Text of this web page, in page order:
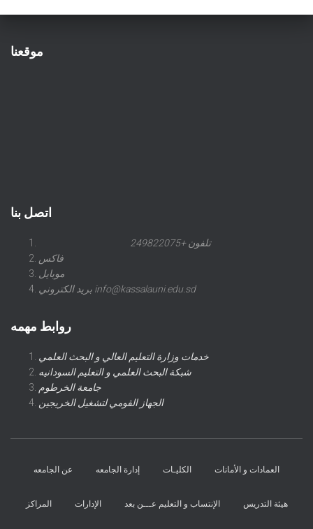
موقعنا
اتصل بنا
تلفون +249822075
فاكس
موبايل
بريد الكتروني info@kassalauni.edu.sd
روابط مهمه
خدمات وزارة التعليم العالي و البحث العلمي
شبكة البحث العلمي و التعليم السودانيه
جامعة الخرطوم
الجهاز القومي لتشغيل الخريجين
عن الجامعه إدارة الجامعه الكليـات العمادات و الأمانات
المراكز الإدارات الإنتساب و التعليم عـــن بعد هيئة التدريس